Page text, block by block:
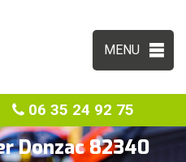
MENU
06 35 24 92 75
Donzac 82340